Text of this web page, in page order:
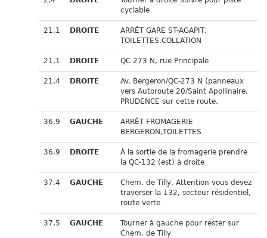
cyclable
21,1 DROITE
ARRÊT GARE ST-AGAPIT,
TOILETTES,COLLATION
21,1 DROITE QC 273 N, rue Principale
21,4 DROITE
Av. Bergeron/QC-273 N (panneaux
vers Autoroute 20/Saint Apollinaire,
PRUDENCE sur cette route.
36,9 GAUCHE
ARRÊT FROMAGERIE
BERGERON,TOILETTES
36,9 DROITE
À la sortie de la fromagerie prendre
la QC-132 (est) à droite
37,4 GAUCHE
Chem. de Tilly, Attention vous devez
traverser la 132, secteur résidentiel,
route verte
37,5 GAUCHE
Tourner à gauche pour rester sur
Chem. de Tilly